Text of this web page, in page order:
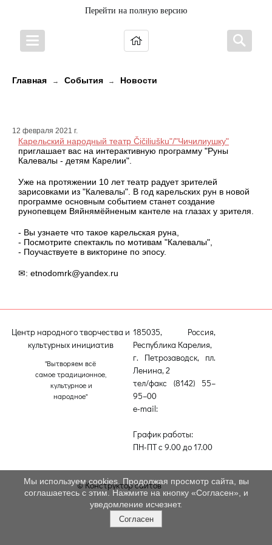
Перейти на полную версию
Главная → События → Новости
12 февраля 2021 г.
Карельский народный театр Čičiliušku"/"Чичилиушку"
приглашает вас на интерактивную программу "Руны
Калевалы - детям Карелии".
Уже на протяжении 10 лет театр радует зрителей
зарисовками из "Калевалы". В год карельских рун в новой
программе основным событием станет создание
рунопевцем Вяйнямёйненым кантеле на глазах у зрителя.
- Вы узнаете что такое карельская руна,
- Посмотрите спектакль по мотивам "Калевалы",
- Поучаствуете в викторине по эпосу.
✉: etnodomrk@yandex.ru
Центр народного творчества и
культурных инициатив
"Вытворяем всё
самое традиционное,
культурное и
народное"
185035, Россия,
Республика Карелия,
г. Петрозаводск, пл.
Ленина, 2
тел/факс (8142) 55–
95–00
e-mail:
График работы:
ПН-ПТ с 9.00 до 17.00
© Конструктор сайтовNubex.ru
Мы используем cookies. Продолжая просмотр сайта, вы
соглашаетесь с этим. Нажмите на кнопку «Согласен», и
уведомление исчезнет.
Согласен